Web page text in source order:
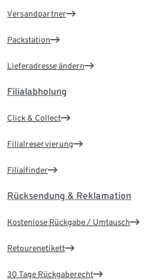
Versandpartner
Packstation
Lieferadresse ändern
Filialabholung
Click & Collect
Filialreservierung
Filialfinder
Rücksendung & Reklamation
Kostenlose Rückgabe / Umtausch
Retourenetikett
30 Tage Rückgaberecht